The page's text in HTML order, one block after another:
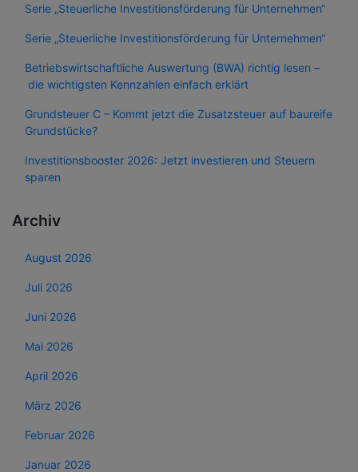
Serie „Steuerliche Investitionsförderung für Unternehmen“
Serie „Steuerliche Investitionsförderung für Unternehmen“
Betriebswirtschaftliche Auswertung (BWA) richtig lesen –
die wichtigsten Kennzahlen einfach erklärt
Grundsteuer C – Kommt jetzt die Zusatzsteuer auf baureife
Grundstücke?
Investitionsbooster 2026: Jetzt investieren und Steuern
sparen
Archiv
August 2026
Juli 2026
Juni 2026
Mai 2026
April 2026
März 2026
Februar 2026
Januar 2026